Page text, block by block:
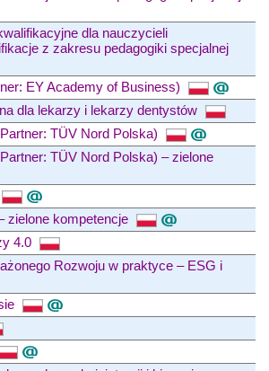
dla nauczycieli
z zakresu pedagogiki specjalnej
EY Academy of Business)
dla lekarzy i lekarzy dentystów
TÜV Nord Polska)
TÜV Nord Polska) – zielone
zielone kompetencje
4.0
Rozwoju w praktyce – ESG i